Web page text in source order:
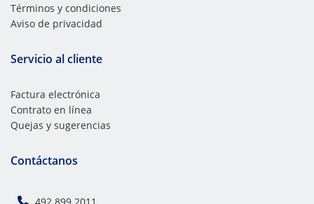
Términos y condiciones
Aviso de privacidad
Servicio al cliente
Factura electrónica
Contrato en línea
Quejas y sugerencias
Contáctanos